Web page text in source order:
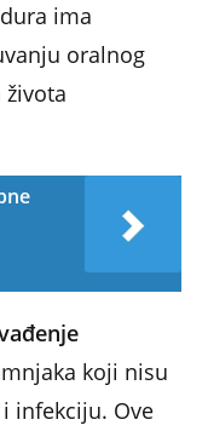
ima
oralnog
koji nisu
infekciju. Ove